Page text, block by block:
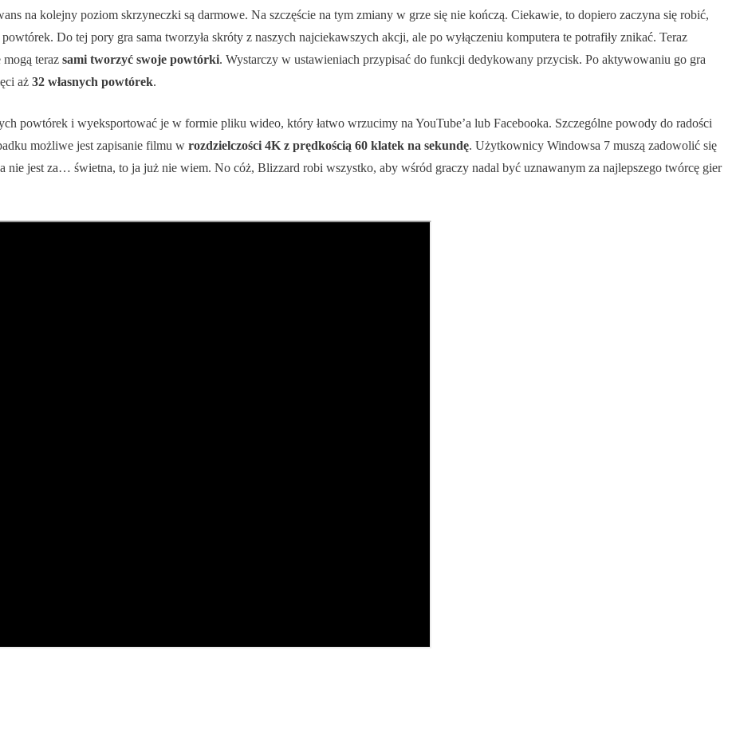
na kolejny poziom skrzyneczki są darmowe. Na szczęście na tym zmiany w grze się nie kończą. Ciekawie, to dopiero zaczyna się robić,
Do tej pory gra sama tworzyła skróty z naszych najciekawszych akcji, ale po wyłączeniu komputera te potrafiły znikać. Teraz
teraz sami tworzyć swoje powtórki. Wystarczy w ustawieniach przypisać do funkcji dedykowany przycisk. Po aktywowaniu go gra
aż 32 własnych powtórek.
powtórek i wyeksportować je w formie pliku wideo, który łatwo wrzucimy na YouTube’a lub Facebooka. Szczególne powody do radości
możliwe jest zapisanie filmu w rozdzielczości 4K z prędkością 60 klatek na sekundę. Użytkownicy Windowsa 7 muszą zadowolić się
jest za… świetna, to ja już nie wiem. No cóż, Blizzard robi wszystko, aby wśród graczy nadal być uznawanym za najlepszego twórcę gier